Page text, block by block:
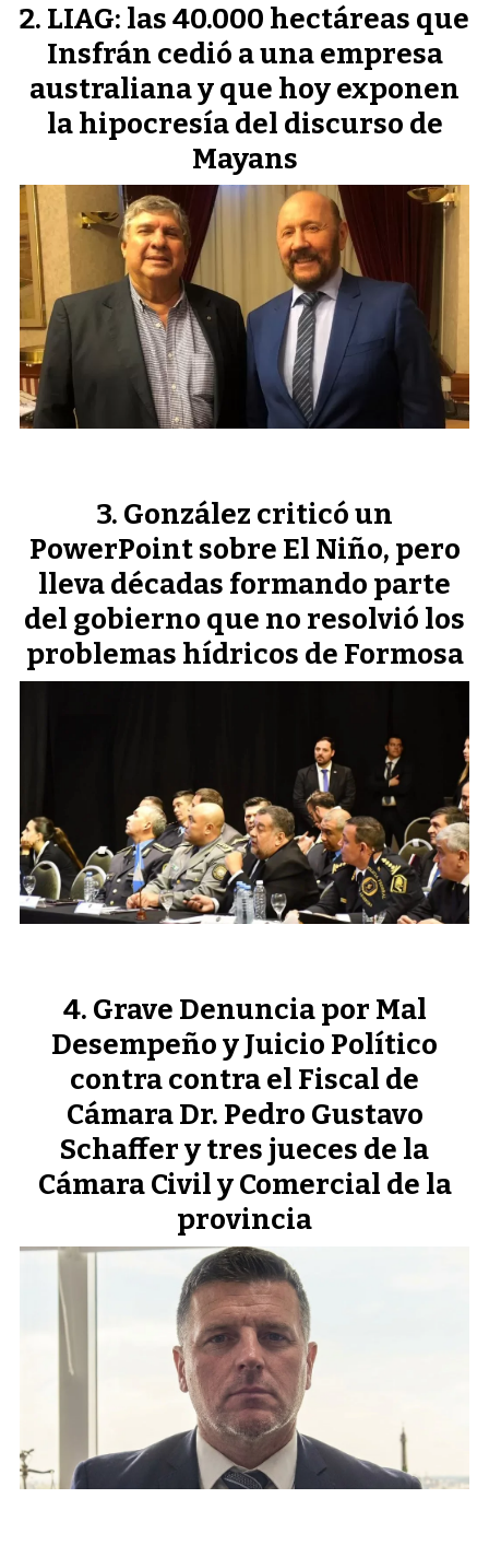
LIAG: las 40.000 hectáreas que
Insfrán cedió a una empresa
australiana y que hoy exponen
la hipocresía del discurso de
Mayans
González criticó un
PowerPoint sobre El Niño, pero
lleva décadas formando parte
del gobierno que no resolvió los
problemas hídricos de Formosa
Grave Denuncia por Mal
Desempeño y Juicio Político
contra contra el Fiscal de
Cámara Dr. Pedro Gustavo
Schaffer y tres jueces de la
Cámara Civil y Comercial de la
provincia